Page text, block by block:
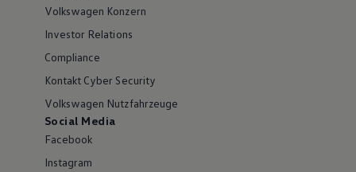
Volkswagen Konzern
Investor Relations
Compliance
Kontakt Cyber Security
Volkswagen Nutzfahrzeuge
Social Media
Facebook
Instagram